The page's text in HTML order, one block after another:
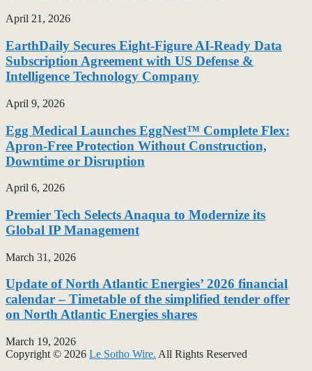
April 21, 2026
EarthDaily Secures Eight-Figure AI-Ready Data
Subscription Agreement with US Defense &
Intelligence Technology Company
April 9, 2026
Egg Medical Launches EggNest™ Complete Flex:
Apron-Free Protection Without Construction,
Downtime or Disruption
April 6, 2026
Premier Tech Selects Anaqua to Modernize its
Global IP Management
March 31, 2026
Update of North Atlantic Energies’ 2026 financial
calendar – Timetable of the simplified tender offer
on North Atlantic Energies shares
March 19, 2026
Copyright © 2026 Le Sotho Wire. All Rights Reserved